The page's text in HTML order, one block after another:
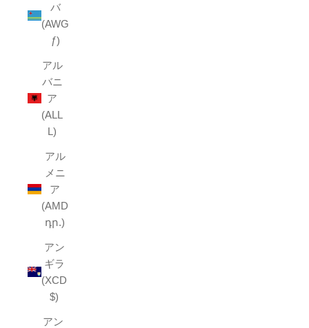
バ
(AWG
ƒ)
アル
バニ
ア
(ALL
L)
アル
メニ
ア
(AMD
դր.)
アン
ギラ
(XCD
$)
アン